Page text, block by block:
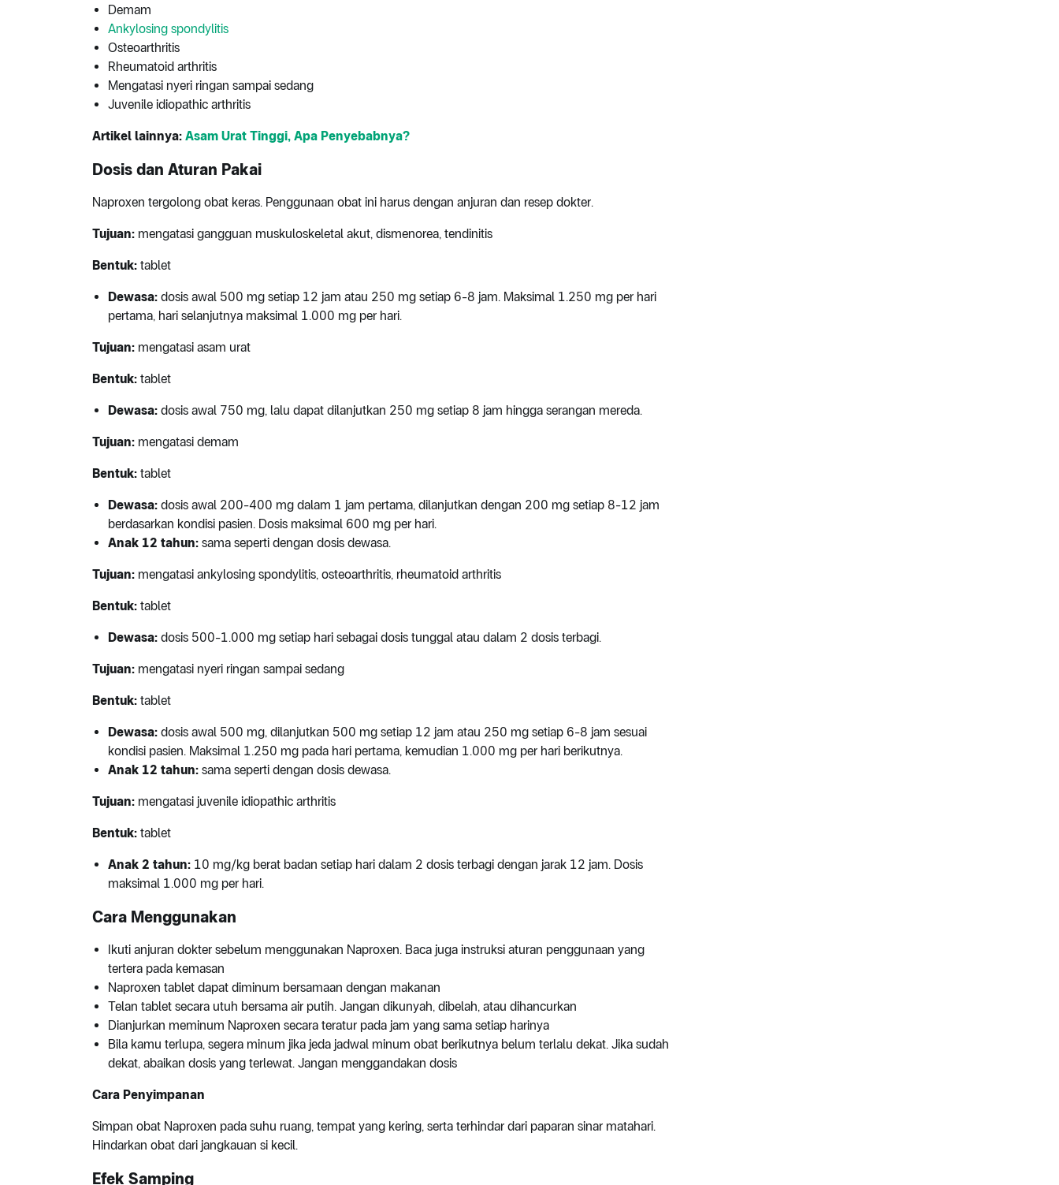
Demam
Ankylosing spondylitis
Osteoarthritis
Rheumatoid arthritis
Mengatasi nyeri ringan sampai sedang
Juvenile idiopathic arthritis
Artikel lainnya: Asam Urat Tinggi, Apa Penyebabnya?
Dosis dan Aturan Pakai
Naproxen tergolong obat keras. Penggunaan obat ini harus dengan anjuran dan resep dokter.
Tujuan: mengatasi gangguan muskuloskeletal akut, dismenorea, tendinitis
Bentuk: tablet
Dewasa: dosis awal 500 mg setiap 12 jam atau 250 mg setiap 6-8 jam. Maksimal 1.250 mg per hari
pertama, hari selanjutnya maksimal 1.000 mg per hari.
Tujuan: mengatasi asam urat
Bentuk: tablet
Dewasa: dosis awal 750 mg, lalu dapat dilanjutkan 250 mg setiap 8 jam hingga serangan mereda.
Tujuan: mengatasi demam
Bentuk: tablet
Dewasa: dosis awal 200-400 mg dalam 1 jam pertama, dilanjutkan dengan 200 mg setiap 8-12 jam
berdasarkan kondisi pasien. Dosis maksimal 600 mg per hari.
Anak 12 tahun: sama seperti dengan dosis dewasa.
Tujuan: mengatasi ankylosing spondylitis, osteoarthritis, rheumatoid arthritis
Bentuk: tablet
Dewasa: dosis 500-1.000 mg setiap hari sebagai dosis tunggal atau dalam 2 dosis terbagi.
Tujuan: mengatasi nyeri ringan sampai sedang
Bentuk: tablet
Dewasa: dosis awal 500 mg, dilanjutkan 500 mg setiap 12 jam atau 250 mg setiap 6-8 jam sesuai
kondisi pasien. Maksimal 1.250 mg pada hari pertama, kemudian 1.000 mg per hari berikutnya.
Anak 12 tahun: sama seperti dengan dosis dewasa.
Tujuan: mengatasi juvenile idiopathic arthritis
Bentuk: tablet
Anak 2 tahun: 10 mg/kg berat badan setiap hari dalam 2 dosis terbagi dengan jarak 12 jam. Dosis
maksimal 1.000 mg per hari.
Cara Menggunakan
Ikuti anjuran dokter sebelum menggunakan Naproxen. Baca juga instruksi aturan penggunaan yang
tertera pada kemasan
Naproxen tablet dapat diminum bersamaan dengan makanan
Telan tablet secara utuh bersama air putih. Jangan dikunyah, dibelah, atau dihancurkan
Dianjurkan meminum Naproxen secara teratur pada jam yang sama setiap harinya
Bila kamu terlupa, segera minum jika jeda jadwal minum obat berikutnya belum terlalu dekat. Jika sudah
dekat, abaikan dosis yang terlewat. Jangan menggandakan dosis
Cara Penyimpanan
Simpan obat Naproxen pada suhu ruang, tempat yang kering, serta terhindar dari paparan sinar matahari.
Hindarkan obat dari jangkauan si kecil.
Efek Samping